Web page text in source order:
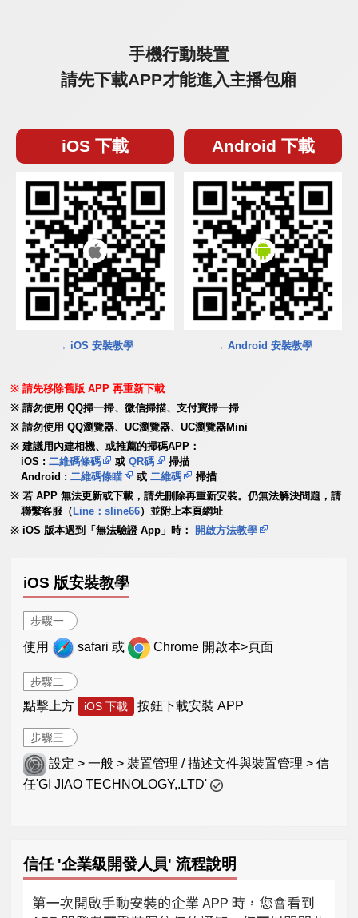
手機行動裝置
請先下載APP才能進入主播包廂
iOS 下載
→ iOS 安裝教學
Android 下載
→ Android 安裝教學
請先移除舊版 APP 再重新下載
請勿使用 QQ掃一掃、微信掃描、支付寶掃一掃
請勿使用 QQ瀏覽器、UC瀏覽器、UC瀏覽器Mini
建議用內建相機、或推薦的掃碼APP：
iOS :二維碼條碼 或QR碼
掃描
Android :二維碼條瞄 或二維碼
掃描
若 APP 無法更新或下載，請先刪除再重新安裝。仍無法解決問題，請
聯繫客服（ Line：sline66）並附上本頁網址
iOS 版本遇到「無法驗證 App」時：
開啟方法教學
iOS 版安裝教學
步驟一
使用 safari 或 Chrome 開啟本>頁面
步驟二
點擊上方 iOS 下載 按鈕下載安裝 APP
步驟三
設定 > 一般 > 裝置管理 / 描述文件與裝置管理 > 信
任'GI JIAO TECHNOLOGY,.LTD'
信任 '企業級開發人員' 流程說明